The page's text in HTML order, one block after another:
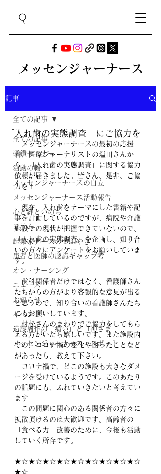
メッセンジャーナース
記事
全ての記事
研鑽セミナー
活動の輪
メッセンジャーナースの自立
メッセンジャーナース活動報告
心と絆といのち
コラム
起業家ナースのつぶやき
患者と医師の認識ギャップ考
オン・ナーシング
ニュース
お知らせ
イベント
遠藤周作の「病い」と「神さま」
メッセンジャーナース・スポット
全ての記事
「入れ歯の実態調査」にご協力を
メッセンジャーナースの最初の応援
者、医療ジャーナリストの塩田さんか
ら、「入れ歯の実態調査」に関する協力
依頼が届きました。皆さん、是非、ご協
力を！
現在、入れ歯をテーマにした書籍や記
事を計画しているのですが、病院や介護
施設での現状が把握できていないので、
「入れ歯の実態調査」を企画し、知り合
いの方々にアンケートをお願いしていま
す。
歯科関係者だけではなく、看護師さん
たちからの方がより客観的な意見が出る
と思うので、知り合いの看護師さんたち
にもお願いしています。
村松さんのまわりでご協力をしてもら
える方がいたら嬉しいです。また施設内
での、コロナ禍の変化や困ったことなど
があったら、教えて下さい。
コロナ禍で、どこの施設も大きなダメ
ージを受けているようです。このあたり
の話題にも、ふれていきたいと考えてい
ます
この問題に関心のある関係者の方々に
拡散頂けるのは大歓迎です。高齢者の
「食べる力」改善のために、今後も活動
していく所存です。
★☆★☆★☆★☆★☆★☆★☆★☆★☆
★☆